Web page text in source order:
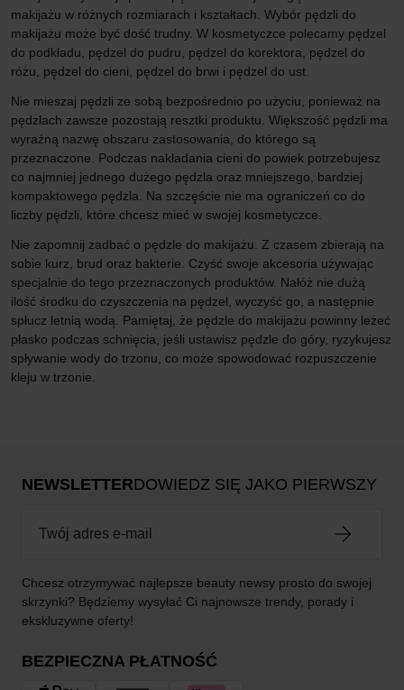
makijażu w różnych rozmiarach i kształtach. Wybór pędzli do
makijażu może być dość trudny. W kosmetyczce polecamy pędzel
do podkładu, pędzel do pudru, pędzel do korektora, pędzel do
różu, pędzel do cieni, pędzel do brwi i pędzel do ust.
Nie mieszaj pędzli ze sobą bezpośrednio po użyciu, ponieważ na
pędzlach zawsze pozostają resztki produktu. Większość pędzli ma
wyraźną nazwę obszaru zastosowania, do którego są
przeznaczone. Podczas nakładania cieni do powiek potrzebujesz
co najmniej jednego dużego pędzla oraz mniejszego, bardziej
kompaktowego pędzla. Na szczęście nie ma ograniczeń co do
liczby pędzli, które chcesz mieć w swojej kosmetyczce.
Nie zapomnij zadbać o pędzle do makijażu. Z czasem zbierają na
sobie kurz, brud oraz bakterie. Czyść swoje akcesoria używając
specjalnie do tego przeznaczonych produktów. Nałóż nie dużą
ilość środku do czyszczenia na pędzel, wyczyść go, a następnie
spłucz letnią wodą. Pamiętaj, że pędzle do makijażu powinny leżeć
płasko podczas schnięcia, jeśli ustawisz pędzle do góry, ryzykujesz
spływanie wody do trzonu, co może spowodować rozpuszczenie
kleju w trzonie.
NEWSLETTERDOWIEDZ SIĘ JAKO PIERWSZY
Chcesz otrzymywać najlepsze beauty newsy prosto do swojej
skrzynki? Będziemy wysyłać Ci najnowsze trendy, porady i
ekskluzywne oferty!
BEZPIECZNA PŁATNOŚĆ